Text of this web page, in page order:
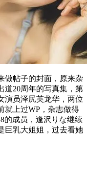
做帖子的封面，原来杂
道20周年的写真集，第
演员泽尻英龙华，两位
就上过WP，杂志做得
的成员，逢沢りな继续
巨乳大姐姐，过去看她